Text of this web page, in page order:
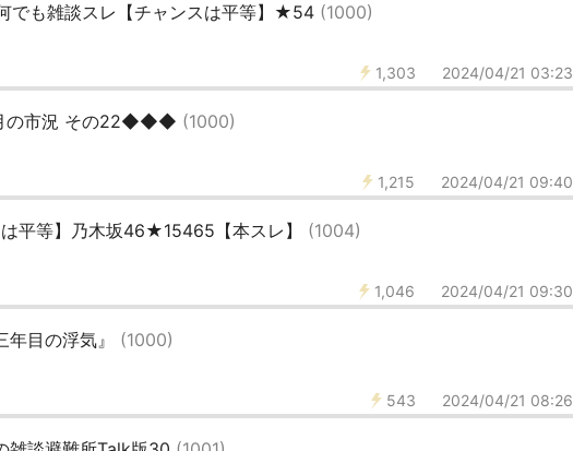
でも雑談スレ【チャンスは平等】★54 (1000)
1,303 2024/04/21 03:23
市況 その22◆◆◆ (1000)
1,215 2024/04/21 09:40
は平等】乃木坂46★15465【本スレ】 (1004)
1,046 2024/04/21 09:30
年目の浮気』 (1000)
543 2024/04/21 08:26